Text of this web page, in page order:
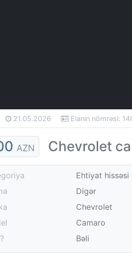
21.05.2026 Elanın nömrəsi:
AZN Chevrolet
Ehtiyat hissəsi
Digər
Chevrolet
Camaro
Bəli